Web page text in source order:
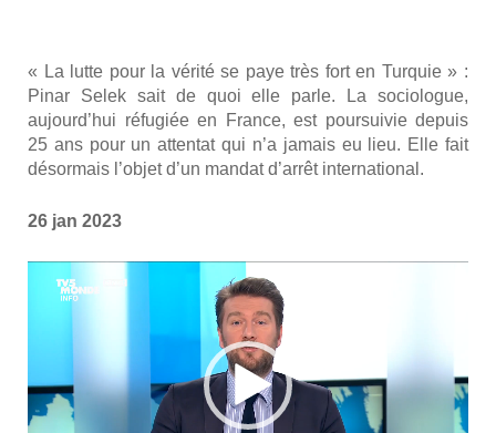
« La lutte pour la véri­té se paye très fort en Tur­quie » :
Pinar Selek sait de quoi elle parle. La socio­logue,
aujourd’­hui réfu­giée en France, est pour­sui­vie depuis
25 ans pour un atten­tat qui n’a jamais eu lieu. Elle fait
désor­mais l’ob­jet d’un man­dat d’ar­rêt inter­na­tio­nal.
26 jan 2023
vidéo